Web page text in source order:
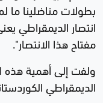
بطولات مناضلينا ما
انتصار الديمقراطي
مفتاح هذا الانتصار".
ولفت إلى أهمية هذه
الديمقراطي